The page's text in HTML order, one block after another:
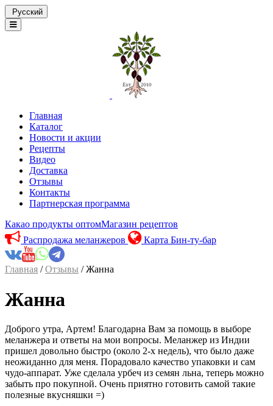
Русский
Главная
Каталог
Новости и акции
Рецепты
Видео
Доставка
Отзывы
Контакты
Партнерская программа
Какао продукты оптомМагазин рецептов
Распродажа меланжеров
Карта Бин-ту-бар
Главная /Отзывы / Жанна
Жанна
Доброго утра, Артем! Благодарна Вам за помощь в выборе
меланжера и ответы на мои вопросы. Меланжер из Индии
пришел довольно быстро (около 2-х недель), что было даже
неожиданно для меня. Порадовало качество упаковки и сам
чудо-аппарат. Уже сделала урбеч из семян льна, теперь можно
забыть про покупной. Очень приятно готовить самой такие
полезные вкусняшки =)